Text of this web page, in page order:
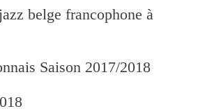
belge francophone à
Saison 2017/2018